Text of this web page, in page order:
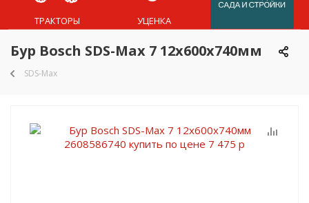
ТРАКТОРЫ УЦЕНКА
Бур Bosch SDS-Max 7 12x600x740мм
SDS-Max